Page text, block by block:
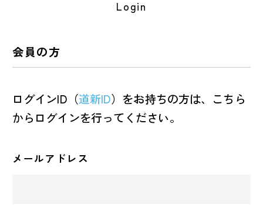
Login
会員の方
ログインID（道新ID）をお持ちの方は、こちら
からログインを行ってください。
メールアドレス